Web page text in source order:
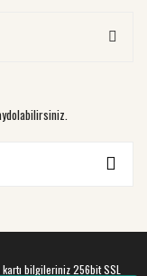
bilgileriniz 256bit SSL